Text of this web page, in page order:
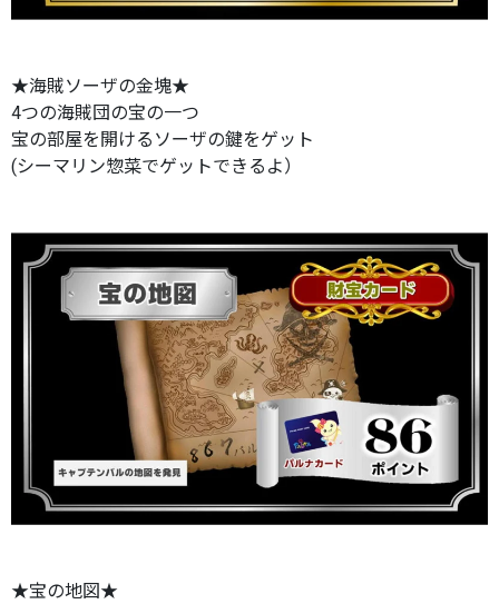
★海賊ソーザの金塊★
4つの海賊団の宝の一つ
宝の部屋を開けるソーザの鍵をゲット
(シーマリン惣菜でゲットできるよ）
★宝の地図★